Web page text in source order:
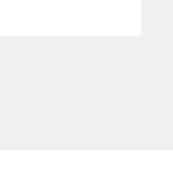
eigenlijk, maar